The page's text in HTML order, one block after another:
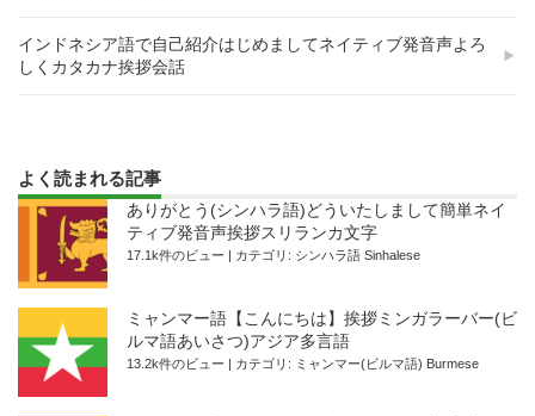
インドネシア語で自己紹介はじめましてネイティブ発音声よろ
しくカタカナ挨拶会話
よく読まれる記事
ありがとう(シンハラ語)どういたしまして簡単ネイ
ティブ発音声挨拶スリランカ文字
17.1k件のビュー カテゴリ: シンハラ語 Sinhalese
ミャンマー語【こんにちは】挨拶ミンガラーバー(ビ
ルマ語あいさつ)アジア多言語
13.2k件のビュー カテゴリ: ミャンマー(ビルマ語) Burmese